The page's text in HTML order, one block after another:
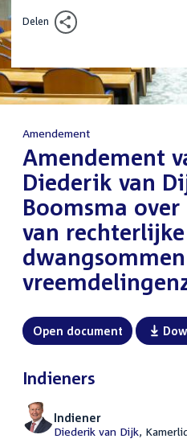
Delen
Amendement
Amendement
Diederik van
Boomsma
van rechterlijke
Open document
Indieners
Indiener
Diederik van Dijk,